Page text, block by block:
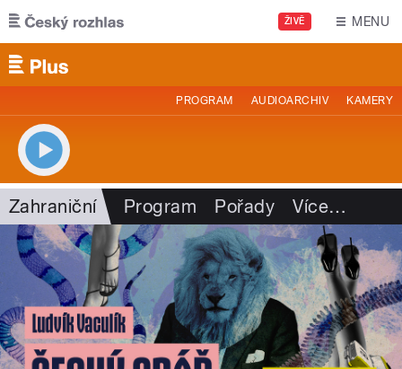
Přejít k hlavnímu obsahu
ŽIVĚ MENU
PROGRAM AUDIOARCHIV KAMERY
Zahraniční Program Pořady Více…